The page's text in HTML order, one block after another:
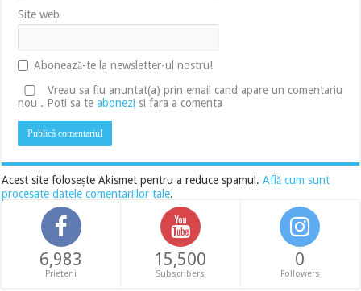
Site web
Abonează-te la newsletter-ul nostru!
Vreau sa fiu anuntat(a) prin email cand apare un comentariu
nou . Poti sa teabonezi si fara a comenta
Acest site folosește Akismet pentru a reduce spamul.Află cum sunt
procesate datele comentariilor tale.
6,983
Prieteni
15,500
Subscribers
0
Followers